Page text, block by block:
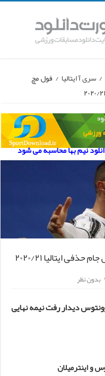
/ سری آ ایتالیا / فول مچ
نیم بها محاسبه می شود
بدون نظر
دیدار رفت نیمه نهایی
و اینترمیلان